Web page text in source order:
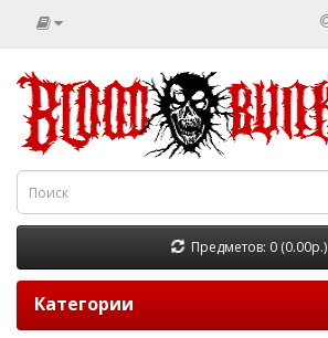
Предметов: 0 (0.00р.)
Категории